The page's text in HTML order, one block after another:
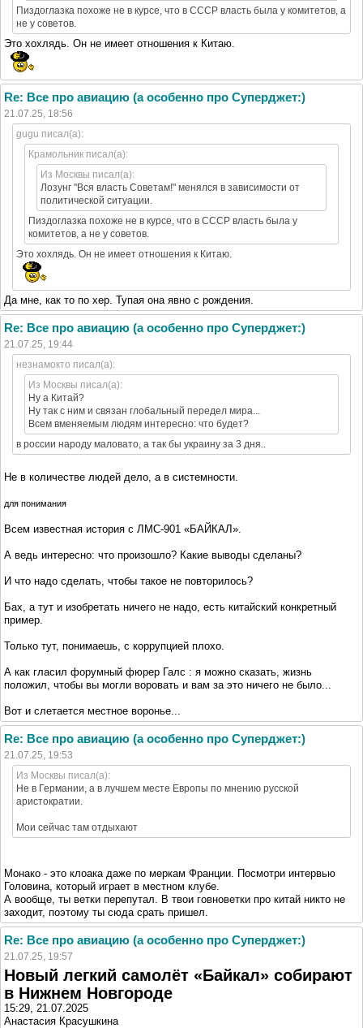
Пиздоглазка похоже не в курсе, что в СССР власть была у комитетов, а
не у советов.
Это хохлядь. Он не имеет отношения к Китаю.
Re: Все про авиацию (а особенно про Суперджет:)
21.07.25, 18:56
gugu писал(а):
Крамольник писал(а):
Из Москвы писал(а):
Лозунг "Вся власть Советам!" менялся в зависимости от
политической ситуации.
Пиздоглазка похоже не в курсе, что в СССР власть была у
комитетов, а не у советов.
Это хохлядь. Он не имеет отношения к Китаю.
Да мне, как то по хер. Тупая она явно с рождения.
Re: Все про авиацию (а особенно про Суперджет:)
21.07.25, 19:44
незнамокто писал(а):
Из Москвы писал(а):
Ну а Китай?
Ну так с ним и связан глобальный передел мира...
Всем вменяемым людям интересно: что будет?
в россии народу маловато, а так бы украину за 3 дня..
Не в количестве людей дело, а в системности.
для понимания
Всем известная история с ЛМС-901 «БАЙКАЛ».
А ведь интересно: что произошло? Какие выводы сделаны?
И что надо сделать, чтобы такое не повторилось?
Бах, а тут и изобретать ничего не надо, есть китайский конкретный
пример.
Только тут, понимаешь, с коррупцией плохо.
А как гласил форумный фюрер Галс : я можно сказать, жизнь
положил, чтобы вы могли воровать и вам за это ничего не было...
Вот и слетается местное воронье...
Re: Все про авиацию (а особенно про Суперджет:)
21.07.25, 19:53
Из Москвы писал(а):
Не в Германии, а в лучшем месте Европы по мнению русской
аристократии.
Мои сейчас там отдыхают
Монако - это клоака даже по меркам Франции. Посмотри интервью
Головина, который играет в местном клубе.
А вообще, ты ветки перепутал. В твои говноветки про китай никто не
заходит, поэтому ты сюда срать пришел.
Re: Все про авиацию (а особенно про Суперджет:)
21.07.25, 19:57
Новый легкий самолёт «Байкал» собирают
в Нижнем Новгороде
15:29, 21.07.2025
Анастасия Красушкина